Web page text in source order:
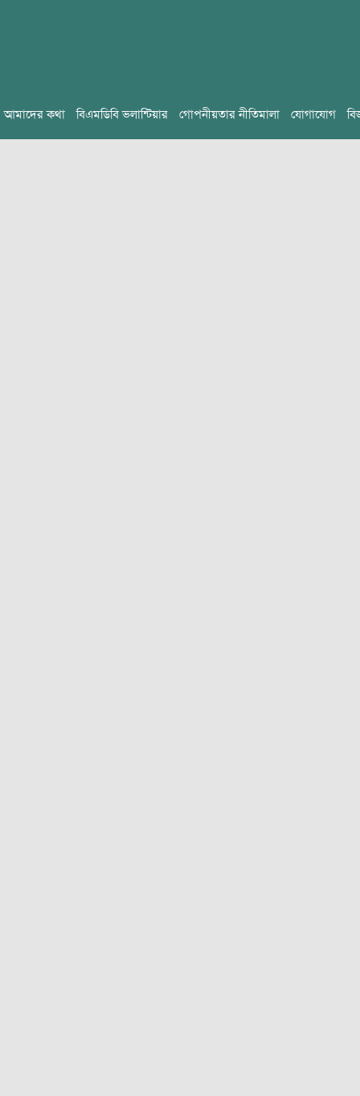
আমাদের কথা বিএমডিবি ভলান্টিয়ার গোপনীয়তার নীতিমালা যোগাযোগ